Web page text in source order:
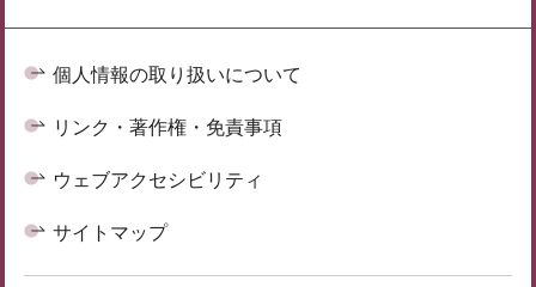
個人情報の取り扱いについて
リンク・著作権・免責事項
ウェブアクセシビリティ
サイトマップ